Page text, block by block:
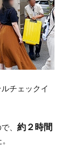
チェックイ
、 約２時間